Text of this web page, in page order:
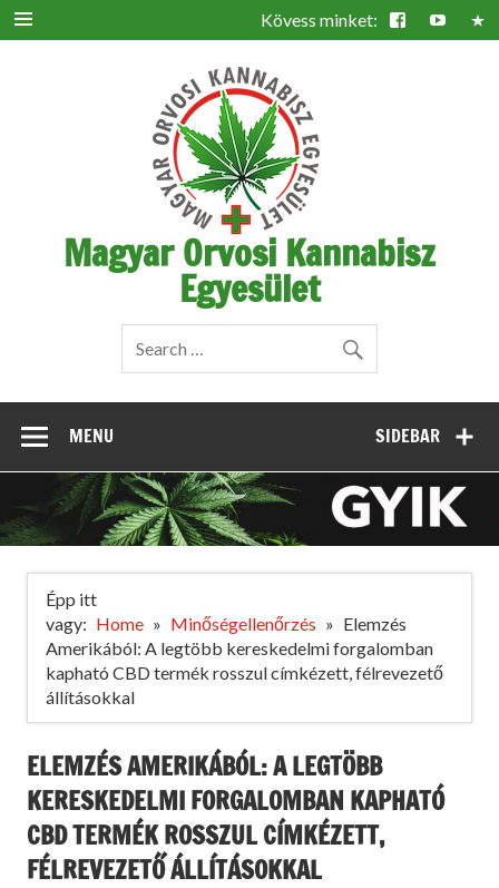
Skip
to
content
Magyar Orvosi Kannabisz
Egyesület
SIDEBAR
MENU
Épp itt
vagy: Home Minőségellenőrzés
Elemzés
Amerikából: A legtöbb kereskedelmi forgalomban
kapható CBD termék rosszul címkézett, félrevezető
állításokkal
ELEMZÉS AMERIKÁBÓL: A LEGTÖBB
KERESKEDELMI FORGALOMBAN KAPHATÓ
CBD TERMÉK ROSSZUL CÍMKÉZETT,
FÉLREVEZETŐ ÁLLÍTÁSOKKAL